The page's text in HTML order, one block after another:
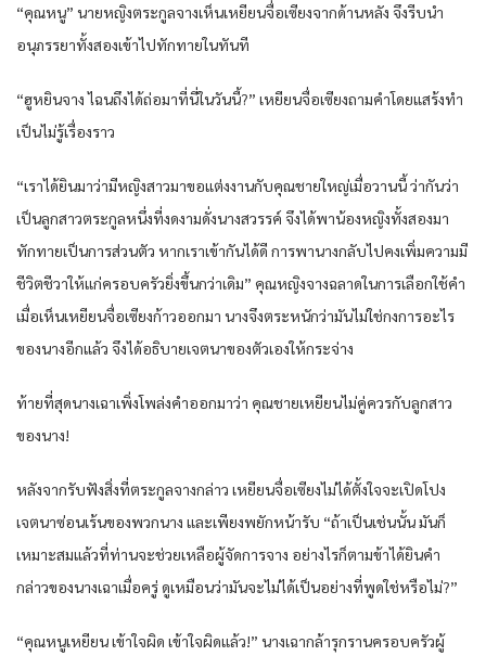
“คุณหนู” นายหญิงตระกูลจางเห็นเหยียนจื่อเซียงจากด้านหลัง จึงรีบนำ
อนุภรรยาทั้งสองเข้าไปทักทายในทันที
“ฮูหยินจาง ไฉนถึงได้ถ่อมาที่นี่ในวันนี้?” เหยียนจื่อเซียงถามคำโดยแสร้งทำ
เป็นไม่รู้เรื่องราว
“เราได้ยินมาว่ามีหญิงสาวมาขอแต่งงานกับคุณชายใหญ่เมื่อวานนี้ ว่ากันว่า
เป็นลูกสาวตระกูลหนึ่งที่งดงามดั่งนางสวรรค์ จึงได้พาน้องหญิงทั้งสองมา
ทักทายเป็นการส่วนตัว หากเราเข้ากันได้ดี การพานางกลับไปคงเพิ่มความมี
ชีวิตชีวาให้แก่ครอบครัวยิ่งขึ้นกว่าเดิม” คุณหญิงจางฉลาดในการเลือกใช้คำ
เมื่อเห็นเหยียนจื่อเซียงก้าวออกมา นางจึงตระหนักว่ามันไม่ใช่กงการอะไร
ของนางอีกแล้ว จึงได้อธิบายเจตนาของตัวเองให้กระจ่าง
ท้ายที่สุดนางเฉาเพิ่งโพล่งคำออกมาว่า คุณชายเหยียนไม่คู่ควรกับลูกสาว
ของนาง!
หลังจากรับฟังสิ่งที่ตระกูลจางกล่าว เหยียนจื่อเซียงไม่ได้ตั้งใจจะเปิดโปง
เจตนาซ่อนเร้นของพวกนาง และเพียงพยักหน้ารับ “ถ้าเป็นเช่นนั้น มันก็
เหมาะสมแล้วที่ท่านจะช่วยเหลือผู้จัดการจาง อย่างไรก็ตามข้าได้ยินคำ
กล่าวของนางเฉาเมื่อครู่ ดูเหมือนว่ามันจะไม่ได้เป็นอย่างที่พูดใช่หรือไม่?”
“คุณหนูเหยียน เข้าใจผิด เข้าใจผิดแล้ว!” นางเฉากล้ารุกรานครอบครัวผู้